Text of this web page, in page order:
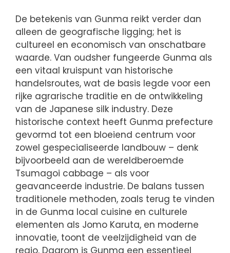
De betekenis van Gunma reikt verder dan
alleen de geografische ligging; het is
cultureel en economisch van onschatbare
waarde. Van oudsher fungeerde Gunma als
een vitaal kruispunt van historische
handelsroutes, wat de basis legde voor een
rijke agrarische traditie en de ontwikkeling
van de Japanese silk industry. Deze
historische context heeft Gunma prefecture
gevormd tot een bloeiend centrum voor
zowel gespecialiseerde landbouw – denk
bijvoorbeeld aan de wereldberoemde
Tsumagoi cabbage – als voor
geavanceerde industrie. De balans tussen
traditionele methoden, zoals terug te vinden
in de Gunma local cuisine en culturele
elementen als Jomo Karuta, en moderne
innovatie, toont de veelzijdigheid van de
regio. Daarom is Gunma een essentieel